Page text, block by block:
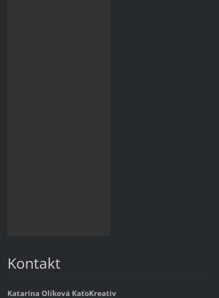
Kontakt
Katarína Olíková KaťoKreativ